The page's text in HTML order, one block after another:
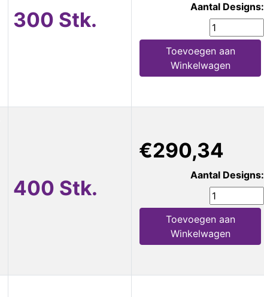
300 Stk.
Aantal Designs:
Toevoegen aan
Winkelwagen
400 Stk.
€290,34
Aantal Designs:
Toevoegen aan
Winkelwagen